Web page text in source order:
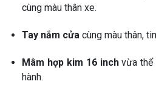
cùng màu thân xe.
Tay nắm cửa cùng màu thân,
Mâm hợp kim 16 inchvừa thể
hành.